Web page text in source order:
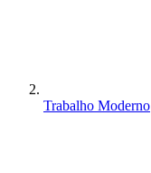
Trabalho Moderno